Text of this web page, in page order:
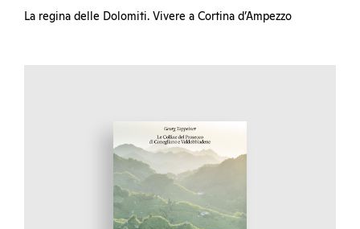
La regina delle Dolomiti. Vivere a Cortina d’Ampezzo